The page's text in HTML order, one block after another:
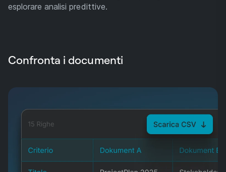
esplorare analisi predittive.
Confronta i documenti